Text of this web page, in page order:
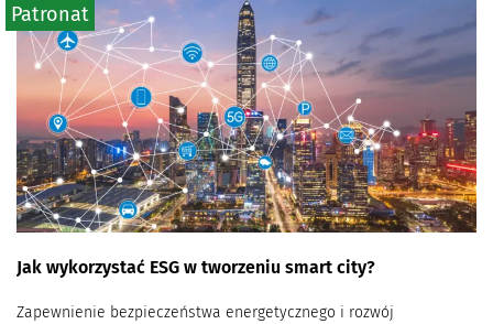
Jak wykorzystać ESG w tworzeniu smart city?
Zapewnienie bezpieczeństwa energetycznego i rozwój
Patronat